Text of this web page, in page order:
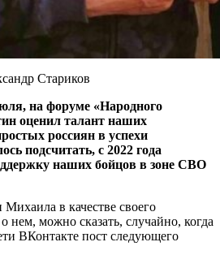
Стариков
на форуме «Народного
оценил талант наших
россиян в успехи
подсчитать, с 2022 года
наших бойцов в зоне СВО
в качестве своего
нем, можно сказать, случайно, когда
ВКонтакте пост следующего